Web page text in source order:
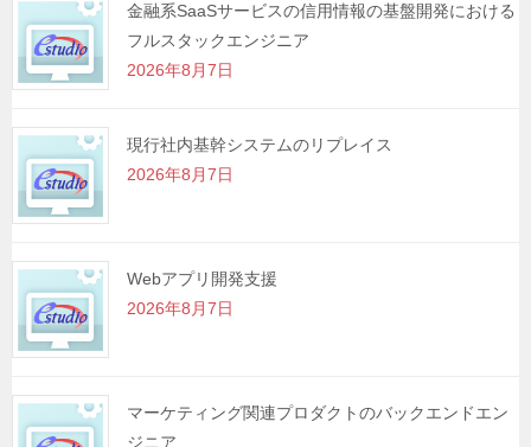
金融系SaaSサービスの信用情報の基盤開発における
フルスタックエンジニア
2026年8月7日
現行社内基幹システムのリプレイス
2026年8月7日
Webアプリ開発支援
2026年8月7日
マーケティング関連プロダクトのバックエンドエン
ジニア